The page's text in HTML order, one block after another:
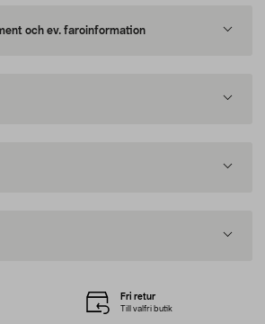
och ev. faroinformation
Fri retur
Till valfri butik